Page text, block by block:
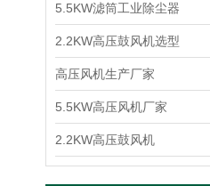
5.5KW滤筒工业除尘器
2.2KW高压鼓风机选型
高压风机生产厂家
5.5KW高压风机厂家
2.2KW高压鼓风机